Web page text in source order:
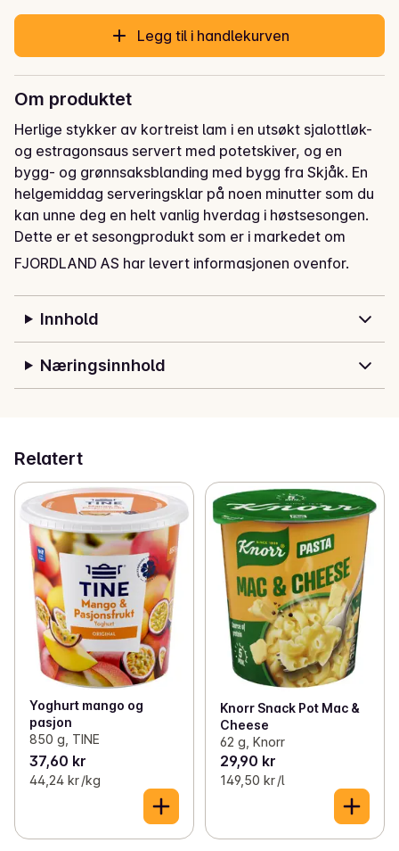
Legg til i handlekurven
Om produktet
Herlige stykker av kortreist lam i en utsøkt sjalottløk-
og estragonsaus servert med potetskiver, og en
bygg- og grønnsaksblanding med bygg fra Skjåk. En
helgemiddag serveringsklar på noen minutter som du
kan unne deg en helt vanlig hverdag i høstsesongen.
Dette er et sesongprodukt som er i markedet om
høsten.
FJORDLAND AS har levert informasjonen ovenfor.
Innhold
Næringsinnhold
Relatert
Yoghurt mango og
pasjon
850 g, TINE
37,60 kr
44,24 kr /kg
Knorr Snack Pot Mac &
Cheese
62 g, Knorr
29,90 kr
149,50 kr /l